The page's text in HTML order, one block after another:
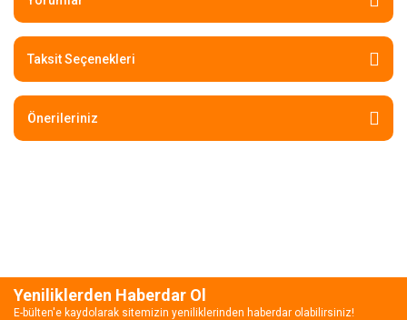
Taksit Seçenekleri
Önerileriniz
Yeniliklerden Haberdar Ol
E-bülten'e kaydolarak sitemizin yeniliklerinden haberdar olabilirsiniz!